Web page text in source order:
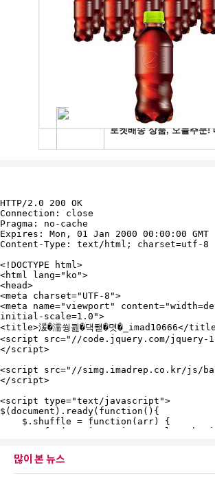
많이 본 뉴스